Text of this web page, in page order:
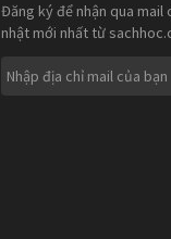
Đăng ký để nhận qua mail
nhật mới nhất từ